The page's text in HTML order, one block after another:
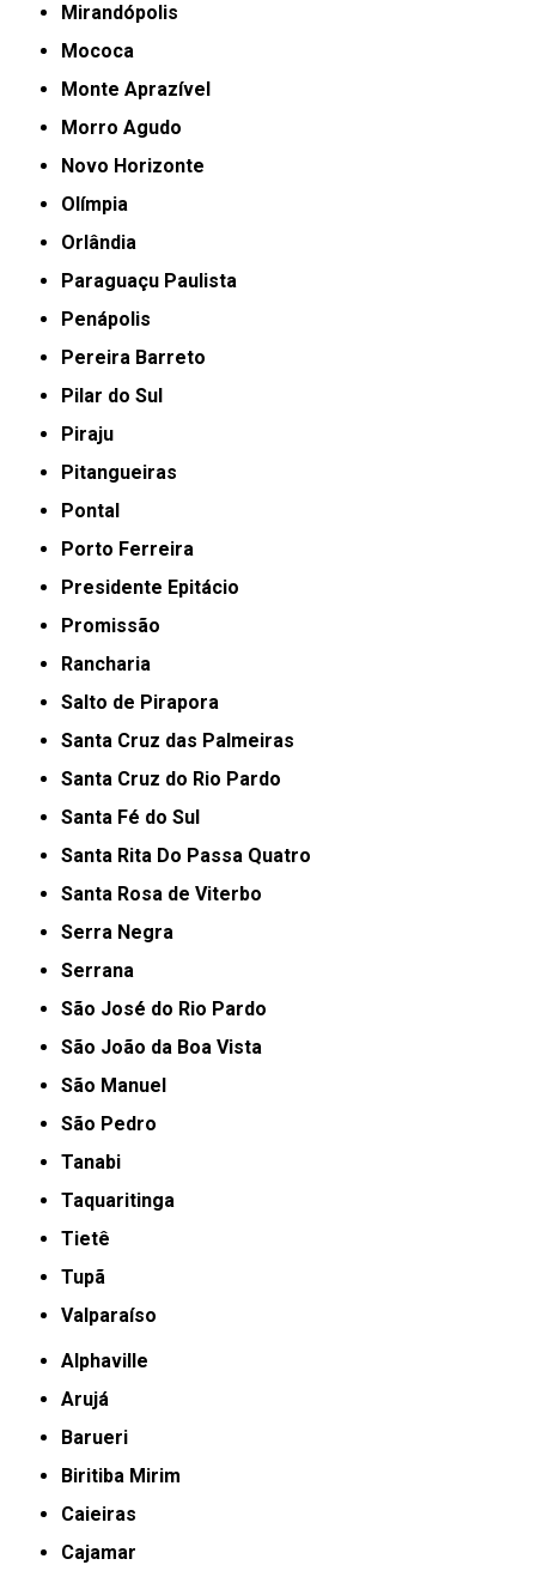
Mirandópolis
Mococa
Monte Aprazível
Morro Agudo
Novo Horizonte
Olímpia
Orlândia
Paraguaçu Paulista
Penápolis
Pereira Barreto
Pilar do Sul
Piraju
Pitangueiras
Pontal
Porto Ferreira
Presidente Epitácio
Promissão
Rancharia
Salto de Pirapora
Santa Cruz das Palmeiras
Santa Cruz do Rio Pardo
Santa Fé do Sul
Santa Rita Do Passa Quatro
Santa Rosa de Viterbo
Serra Negra
Serrana
São José do Rio Pardo
São João da Boa Vista
São Manuel
São Pedro
Tanabi
Taquaritinga
Tietê
Tupã
Valparaíso
Alphaville
Arujá
Barueri
Biritiba Mirim
Caieiras
Cajamar